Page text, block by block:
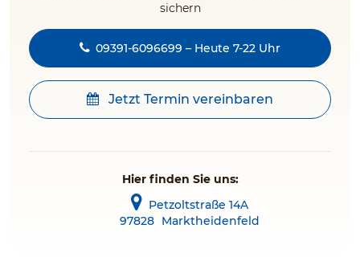
sichern
09391-6096699 – Heute 7-22 Uhr
Jetzt Termin vereinbaren
Hier finden Sie uns:
Petzoltstraße 14A
97828 Marktheidenfeld